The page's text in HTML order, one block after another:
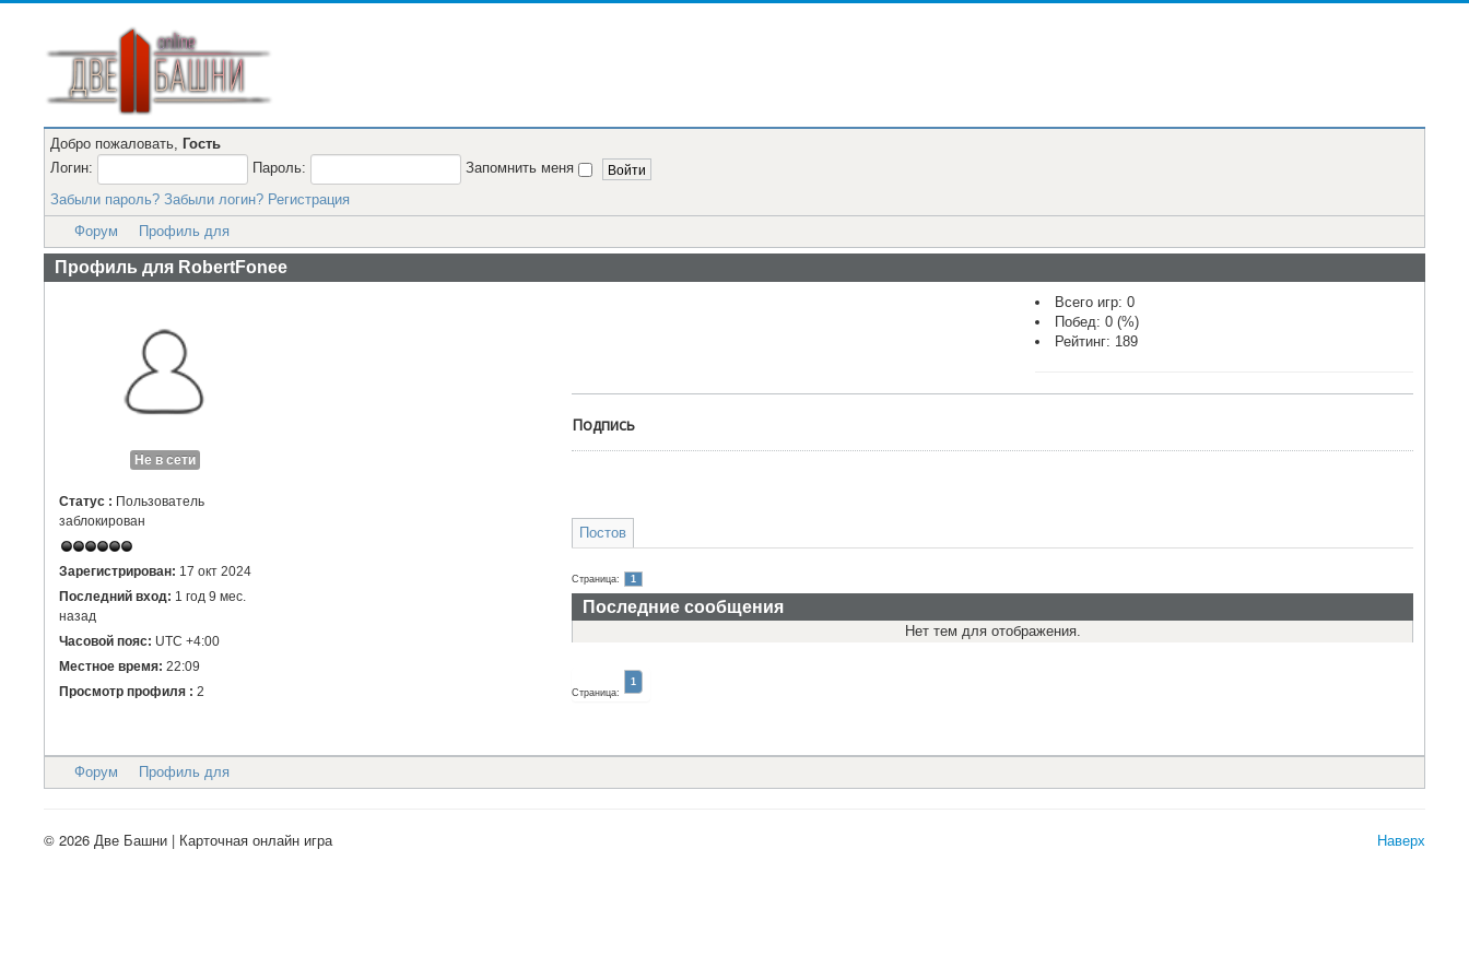
Добро пожаловать, Гость
Логин:
Пароль:
Запомнить меня
Забыли пароль? Забыли логин? Регистрация
Форум
Профиль для
Профиль для RobertFonee
Не в сети
Статус : Пользователь
заблокирован
Зарегистрирован: 17 окт 2024
Последний вход: 1 год 9 мес.
назад
Часовой пояс: UTC +4:00
Местное время: 22:09
Просмотр профиля : 2
Всего игр: 0
Побед: 0 (%)
Рейтинг: 189
Подпись
Постов
Страница: 1
Последние сообщения
Нет тем для отображения.
Страница:
1
Форум Профиль для
Наверх
© 2026 Две Башни | Карточная онлайн игра